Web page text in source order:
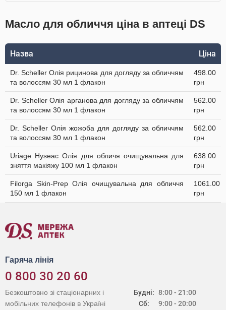
Масло для обличчя ціна в аптеці DS
Назва Ціна
Dr. Scheller Олія рицинова для догляду за обличчям
та волоссям 30 мл 1 флакон
498.00
грн
Dr. Scheller Олія арганова для догляду за обличчям
та волоссям 30 мл 1 флакон
562.00
грн
Dr. Scheller Олія жожоба для догляду за обличчям
та волоссям 30 мл 1 флакон
562.00
грн
Uriage Hyseac Олія для обличя очищувальна для
зняття макіяжу 100 мл 1 флакон
638.00
грн
Filorga Skin-Prep Олія очищувальна для обличчя
150 мл 1 флакон
1061.00
грн
Гаряча лінія
0 800 30 20 60
Будні:
Сб:
8:00 - 21:00
9:00 - 20:00
Безкоштовно зі стаціонарних і
мобільних телефонів в Україні